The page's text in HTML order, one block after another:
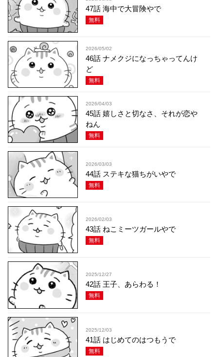
47話 海中で大冒険やで
無料
2026/05/02
46話 ナメクジになっちゃってんけ
ど
無料
2026/04/03
45話 嬉しさと切なさ、それが恋や
ねん
無料
2026/03/03
44話 ステキな猫ちがいやで
無料
2026/02/03
43話 ねこミーツガールやで
無料
2025/12/27
42話 王子、あらわる！
無料
2025/12/03
41話 はじめてのはつもうで
無料